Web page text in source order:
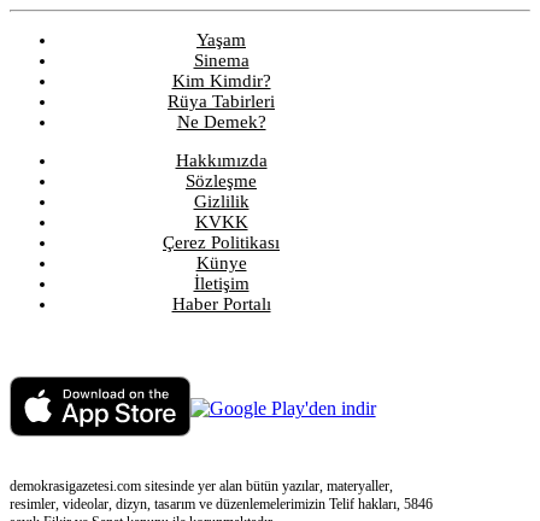
Yaşam
Sinema
Kim Kimdir?
Rüya Tabirleri
Ne Demek?
Hakkımızda
Sözleşme
Gizlilik
KVKK
Çerez Politikası
Künye
İletişim
Haber Portalı
demokrasigazetesi.com sitesinde yer alan bütün yazılar, materyaller,
resimler, videolar, dizyn, tasarım ve düzenlemelerimizin Telif hakları, 5846